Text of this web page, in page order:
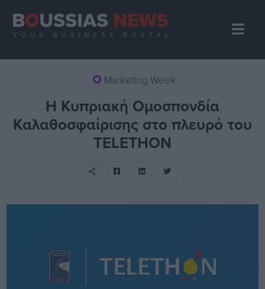
Marketing Week
Η Κυπριακή Ομοσπονδία
Καλαθοσφαίρισης στο πλευρό του
TELETHON